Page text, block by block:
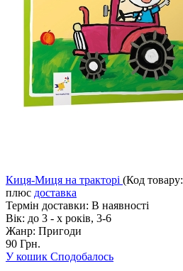
Киця-Миця на тракторі (Код товару:
плюс доставка
Термін доставки: В наявності
Вік: до 3 - х років, 3-6
Жанр: Пригоди
90 Грн.
У кошик Сподобалось